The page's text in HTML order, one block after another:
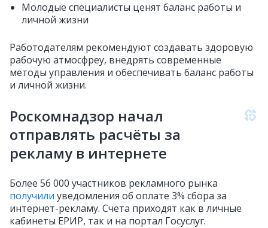
Молодые специалисты ценят баланс работы и
личной жизни
Работодателям рекомендуют создавать здоровую
рабочую атмосфреу, внедрять современные
методы управления и обеспечивать баланс работы
и личной жизни.
Роскомнадзор начал
отправлять расчёты за
рекламу в интернете
Более 56 000 участников рекламного рынка
получили уведомления об оплате 3% сбора за
интернет-рекламу. Счета приходят как в личные
кабинеты ЕРИР, так и на портал Госуслуг.